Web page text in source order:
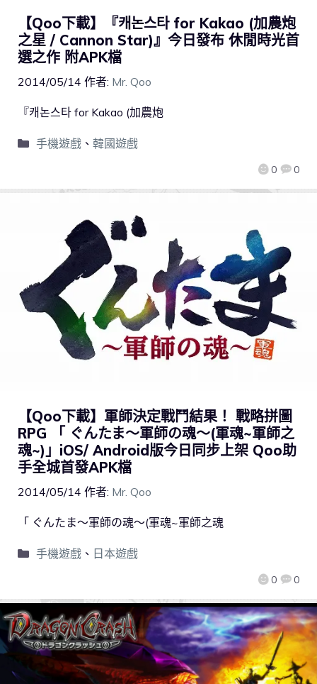
【Qoo下載】『캐논스타 for Kakao (加農炮
之星 / Cannon Star)』今日發布 休閒時光首
選之作 附APK檔
2014/05/14 作者: Mr. Qoo
0 0
『캐논스타 for Kakao (加農炮
手機遊戲、 韓國遊戲
【Qoo下載】軍師決定戰鬥結果！ 戰略拼圖
RPG 「 ぐんたま～軍師の魂～(軍魂~軍師之
魂~)」iOS/ Android版今日同步上架 Qoo助
手全城首發APK檔
2014/05/14 作者: Mr. Qoo
0 0
「 ぐんたま～軍師の魂～(軍魂~軍師之魂
手機遊戲、 日本遊戲